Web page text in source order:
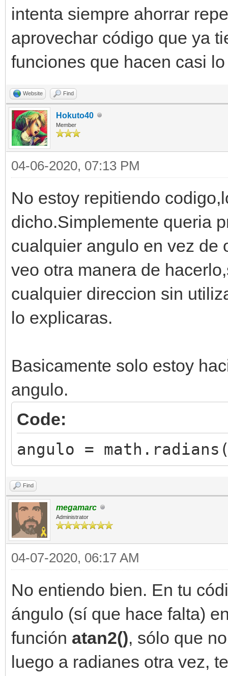
intenta siempre ahorrar
aprovechar código que ya
funciones que hacen casi
Website Find
Hokuto40
Member
04-06-2020, 07:13 PM
No estoy repitiendo
dicho.Simplemente queria
cualquier angulo en vez de
veo otra manera de
cualquier direccion sin
lo explicaras.
Basicamente solo estoy
angulo.
Code:
angulo =
Find
megamarc
Administrator
04-07-2020, 06:17 AM
No entiendo bien. En tu
ángulo (sí que hace falta)
función atan2(), sólo que
luego a radianes otra vez,